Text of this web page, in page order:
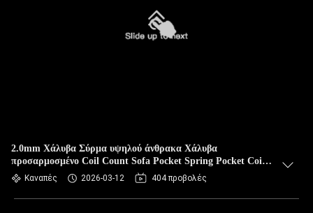
2.0mm Χάλυβα Σύρμα υψηλού άνθρακα Χάλυβα
προσαρμοσμένο Coil Count Sofa Pocket Spring Pocket Coil
SpringΚαναπές 2026-03-12 404 προβολές